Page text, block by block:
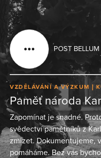
POST BELLUM
VZDĚLÁVÁNÍ A VÝZKUM
Paměť národa
Zapomínat je snadné.
svědectví pamětníků z
zmizet. Dokumentujeme,
pomáháme. Bez vás